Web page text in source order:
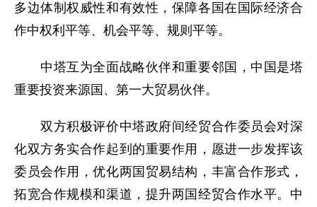
多边体制权威性和有效性，保障各国在国际经济合
作中权利平等、机会平等、规则平等。
中塔互为全面战略伙伴和重要邻国，中国是塔
重要投资来源国、第一大贸易伙伴。
双方积极评价中塔政府间经贸合作委员会对深
化双方务实合作起到的重要作用，愿进一步发挥该
委员会作用，优化两国贸易结构，丰富合作形式，
拓宽合作规模和渠道，提升两国经贸合作水平。中